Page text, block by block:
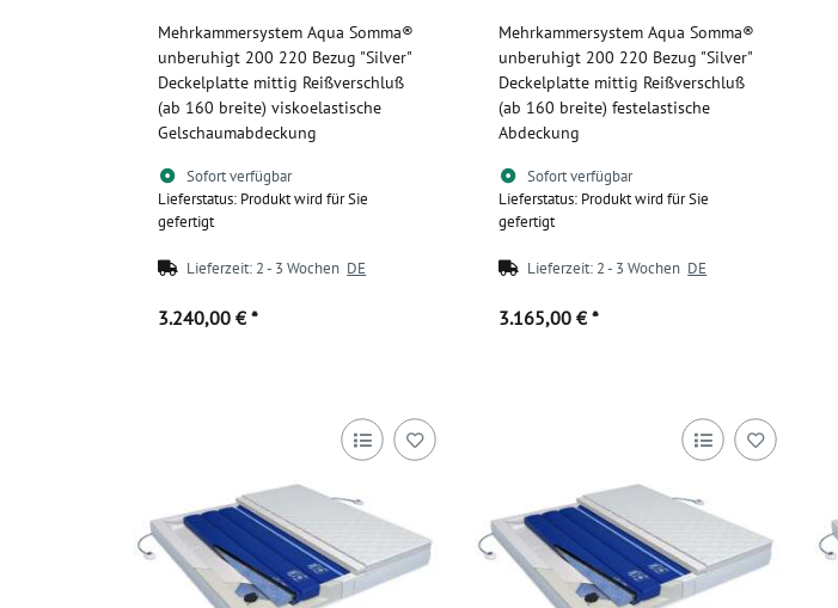
Mehrkammersystem Aqua Somma®
unberuhigt 200 220 Bezug "Silver"
Deckelplatte mittig Reißverschluß
(ab 160 breite) viskoelastische
Gelschaumabdeckung
Sofort verfügbar
Lieferstatus: Produkt wird für Sie
gefertigt
Lieferzeit: 2 - 3 Wochen DE
3.240,00 € *
Mehrkammersystem Aqua Somma®
unberuhigt 200 220 Bezug "Silver"
Deckelplatte mittig Reißverschluß
(ab 160 breite) festelastische
Abdeckung
Sofort verfügbar
Lieferstatus: Produkt wird für Sie
gefertigt
Lieferzeit: 2 - 3 Wochen DE
3.165,00 € *